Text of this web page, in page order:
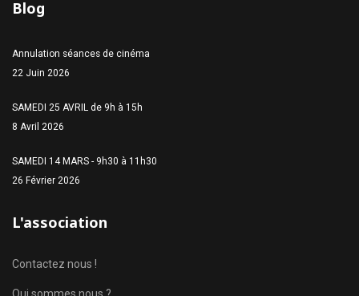
Blog
Annulation séances de cinéma
22 Juin 2026
SAMEDI 25 AVRIL de 9h à 15h
8 Avril 2026
SAMEDI 14 MARS - 9h30 à 11h30
26 Février 2026
L'association
Contactez nous !